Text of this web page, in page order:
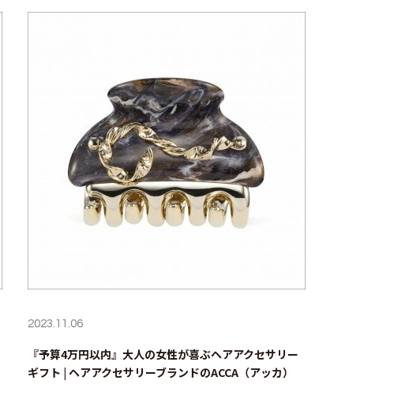
2023.11.06
『予算4万円以内』大人の女性が喜ぶヘアアクセサリー
ギフト | ヘアアクセサリーブランドのACCA（アッカ）